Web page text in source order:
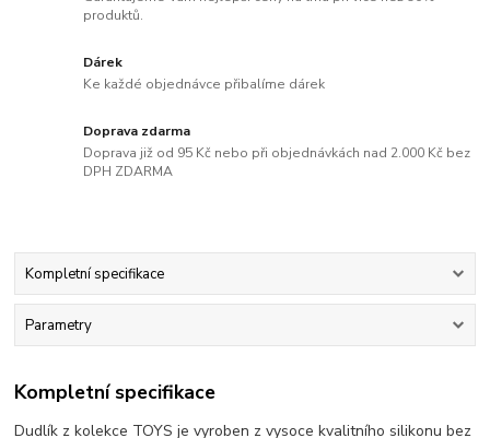
produktů.
Dárek
Ke každé objednávce přibalíme dárek
Doprava zdarma
Doprava již od 95 Kč nebo při objednávkách nad 2.000 Kč bez
DPH ZDARMA
Kompletní specifikace
Parametry
Kompletní specifikace
Dudlík z kolekce TOYS je vyroben z vysoce kvalitního silikonu bez